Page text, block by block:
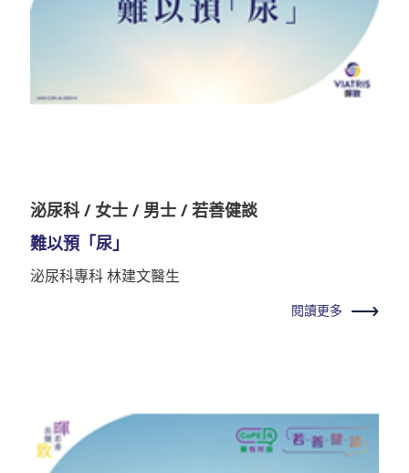
泌尿科 / 女士 / 男士 / 若善健談
難以預「尿」
泌尿科專科 林建文醫生
閱讀更多